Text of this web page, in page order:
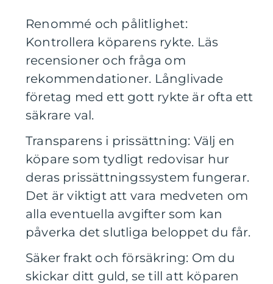
Renommé och pålitlighet:
Kontrollera köparens rykte. Läs
recensioner och fråga om
rekommendationer. Långlivade
företag med ett gott rykte är ofta ett
säkrare val.
Transparens i prissättning: Välj en
köpare som tydligt redovisar hur
deras prissättningssystem fungerar.
Det är viktigt att vara medveten om
alla eventuella avgifter som kan
påverka det slutliga beloppet du får.
Säker frakt och försäkring: Om du
skickar ditt guld, se till att köparen